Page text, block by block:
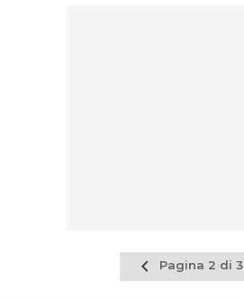
Pagina
precedente
Pagina 2 di 3